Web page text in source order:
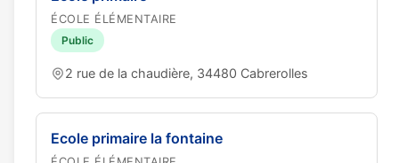
ÉCOLE ÉLÉMENTAIRE
Public
2 rue de la chaudière, 34480 Cabrerolles
Ecole primaire la fontaine